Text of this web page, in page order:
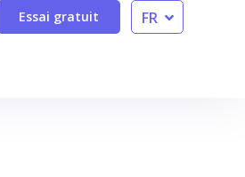
Essai gratuit FR
EN